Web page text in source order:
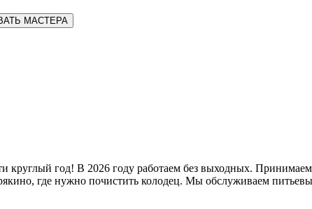
МАСТЕРА
год! В 2026 году работаем без выходных. Принимаем
где нужно почистить колодец. Мы обслуживаем